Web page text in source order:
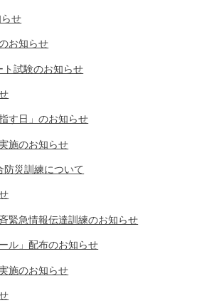
せ
お知らせ
ト試験のお知らせ
す日」のお知らせ
施のお知らせ
災訓練について
緊急情報伝達訓練のお知らせ
ル」配布のお知らせ
施のお知らせ